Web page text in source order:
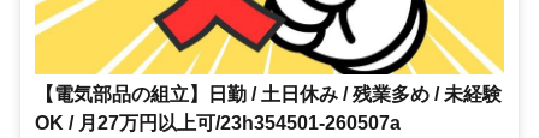
【電気部品の組立】日勤 / 土日休み / 残業多め / 未経験
OK / 月27万円以上可/23h354501-260507a